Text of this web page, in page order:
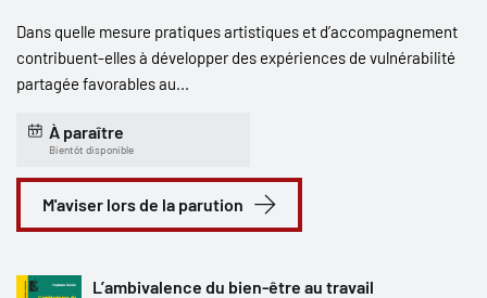
Dans quelle mesure pratiques artistiques et d’accompagnement
contribuent-elles à développer des expériences de vulnérabilité
partagée favorables au...
À paraître
Bientôt disponible
M'aviser lors de la parution
L’ambivalence du bien-être au travail